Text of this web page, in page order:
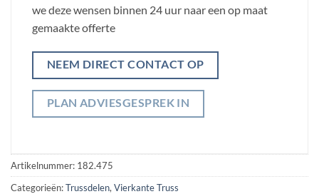
we deze wensen binnen 24 uur naar een op maat
gemaakte offerte
NEEM DIRECT CONTACT OP
PLAN ADVIESGESPREK IN
Artikelnummer: 182.475
Categorieën:Trussdelen, Vierkante Truss